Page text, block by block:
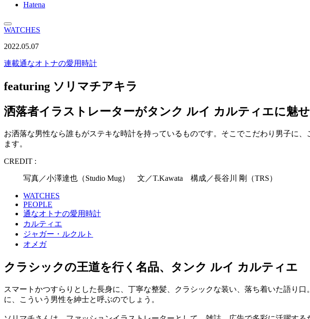
Hatena
WATCHES
2022.05.07
連載通なオトナの愛用時計
featuring ソリマチアキラ
洒落者イラストレーターがタンク ルイ カルティエに魅
お洒落な男性なら誰もがステキな時計を持っているものです。そこでこだわり男子に
ます。
CREDIT :
写真／小澤達也（Studio Mug） 文／T.Kawata 構成／長谷川 剛（TRS）
WATCHES
PEOPLE
通なオトナの愛用時計
カルティエ
ジャガー・ルクルト
オメガ
クラシックの王道を行く名品、タンク ルイ カルティエ
スマートかつすらりとした長身に、丁寧な整髪、クラシックな装い、落ち着いた語り
に、こういう男性を紳士と呼ぶのでしょう。